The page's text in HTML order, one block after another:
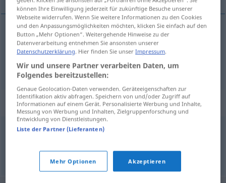
malaf Koffer
malafdemão Koffer (≈ Handkoffer)
Synonyme für "Koffer"
© OpenThesaurus.de
können Ihre Einwilligung jederzeit für zukünftige Besuche unserer
Webseite widerrufen. Wenn Sie weitere Informationen zu den Cookies
und den Anpassungsmöglichkeiten möchten, klicken Sie einfach auf den
Button „Mehr Optionen“. Weitergehende Hinweise zu der
Datenverarbeitung entnehmen Sie ansonsten unserer
Datenschutzerklärung. Hier finden Sie unserImpressum.
Wir und unsere Partner verarbeiten Daten, um
Folgendes bereitzustellen:
Genaue Geolocation-Daten verwenden. Geräteeigenschaften zur
Identifikation aktiv abfragen. Speichern von und/oder Zugriff auf
Informationen auf einem Gerät. Personalisierte Werbung und Inhalte,
Messung von Werbung und Inhalten, Zielgruppenforschung und
Entwicklung von Dienstleistungen.
Liste der Partner (Lieferanten)
Mehr Optionen Akzeptieren